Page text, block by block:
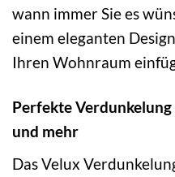
wann immer Sie es
einem eleganten
Ihren Wohnraum
Perfekte
und mehr
Das Velux